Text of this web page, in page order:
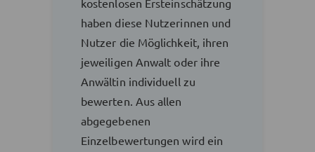
kostenlosen Ersteinschätzung
haben diese Nutzerinnen und
Nutzer die Möglichkeit, ihren
jeweiligen Anwalt oder ihre
Anwältin individuell zu
bewerten. Aus allen
abgegebenen
Einzelbewertungen wird ein